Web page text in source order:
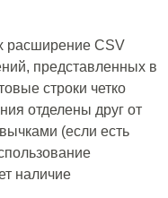
расширение CSV
представленных в
строки четко
отделены друг от
(если есть
наличие